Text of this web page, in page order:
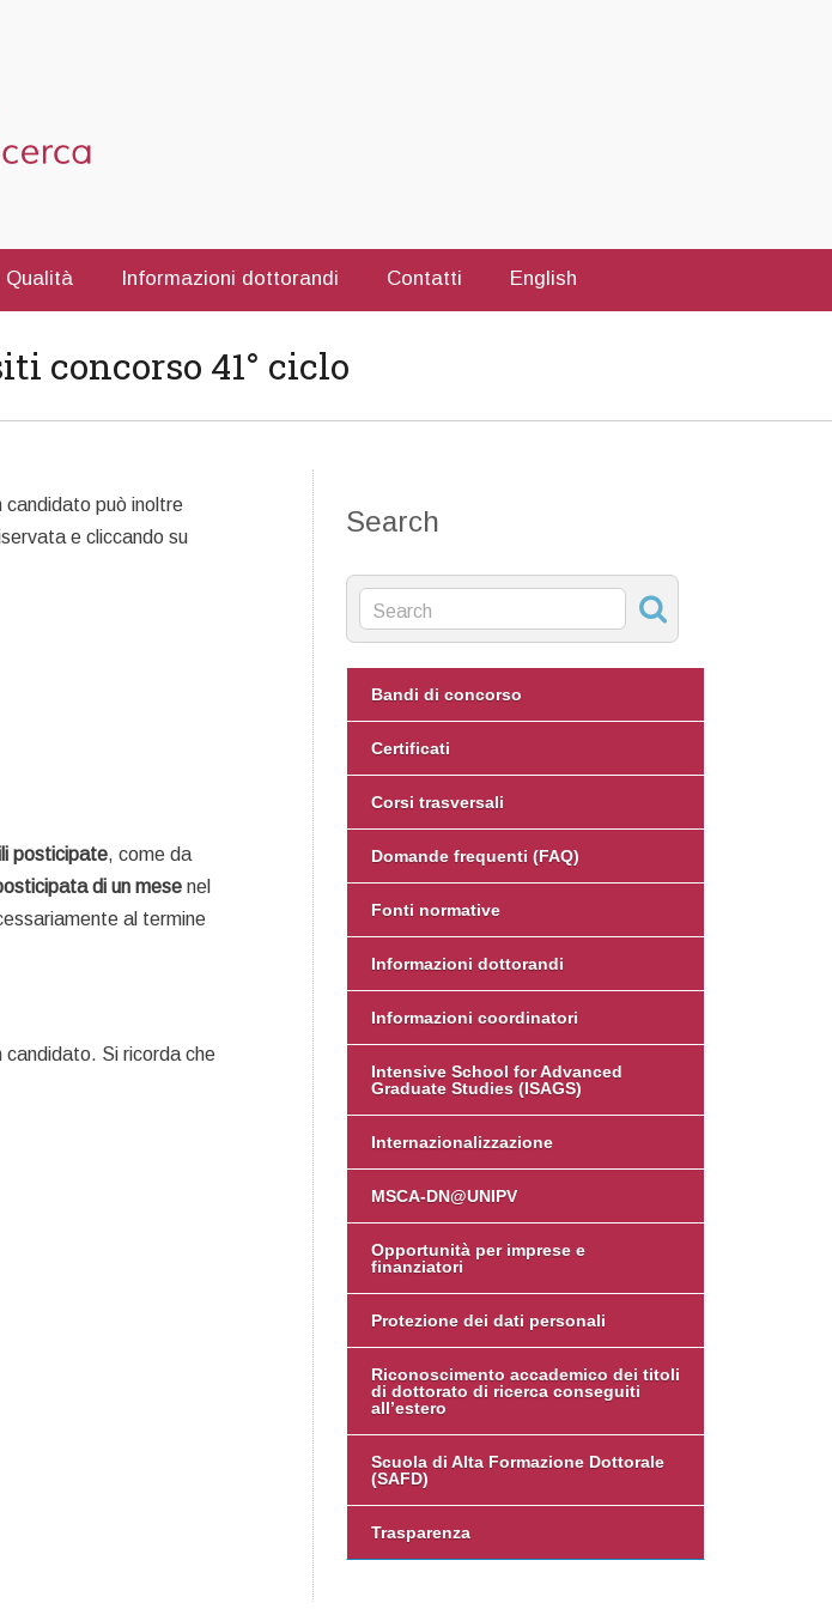
Qualità Informazioni dottorandi Contatti English
concorso 41° ciclo
candidato può inoltre
e cliccando su
posticipate, come da
di un mese nel
al termine
candidato. Si ricorda che
Search
Bandi di concorso
Certificati
Corsi trasversali
Domande frequenti (FAQ)
Fonti normative
Informazioni dottorandi
Informazioni coordinatori
Intensive School for Advanced
Graduate Studies (ISAGS)
Internazionalizzazione
MSCA-DN@UNIPV
Opportunità per imprese e
finanziatori
Protezione dei dati personali
Riconoscimento accademico dei titoli
di dottorato di ricerca conseguiti
all’estero
Scuola di Alta Formazione Dottorale
(SAFD)
Trasparenza